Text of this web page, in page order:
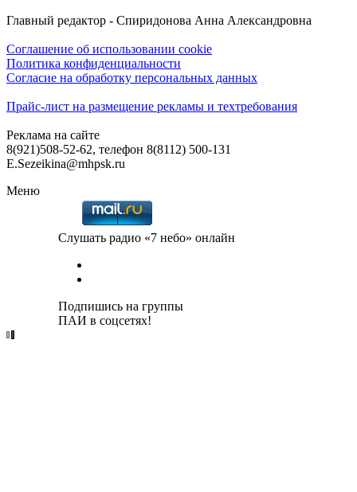
Главный редактор - Спиридонова Анна Александровна
Соглашение об использовании cookie
Политика конфиденциальности
Согласие на обработку персональных данных
Прайс-лист на размещение рекламы и техтребования
Реклама на сайте
8(921)508-52-62, телефон 8(8112) 500-131
E.Sezeikina@mhpsk.ru
Меню
Слушать радио «7 небо» онлайн
Подпишись на группы
ПАИ в соцсетях!